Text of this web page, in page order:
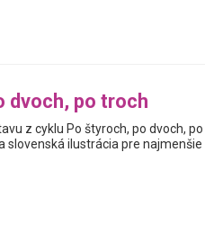
dvoch, po troch
z cyklu Po štyroch, po dvoch,
slovenská ilustrácia pre najmenšie